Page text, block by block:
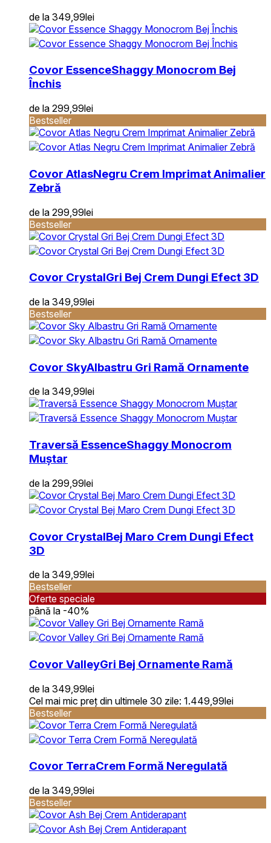
de la 349,99lei
Covor EssenceShaggy Monocrom Bej
Închis
de la 299,99lei
Bestseller
Covor AtlasNegru Crem Imprimat Animalier
Zebră
de la 299,99lei
Bestseller
Covor CrystalGri Bej Crem Dungi Efect 3D
de la 349,99lei
Bestseller
Covor SkyAlbastru Gri Ramă Ornamente
de la 349,99lei
Traversă EssenceShaggy Monocrom
Muștar
de la 299,99lei
Covor CrystalBej Maro Crem Dungi Efect
3D
de la 349,99lei
Bestseller
Oferte speciale
până la -40%
Covor ValleyGri Bej Ornamente Ramă
de la 349,99lei
Cel mai mic preț din ultimele 30 zile: 1.449,99lei
Bestseller
Covor TerraCrem Formă Neregulată
de la 349,99lei
Bestseller